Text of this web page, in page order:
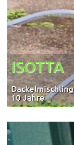
ISOTTA
Dackelmischling
10 Jahre